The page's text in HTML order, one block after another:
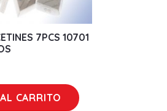
7PCS 10701
CARRITO